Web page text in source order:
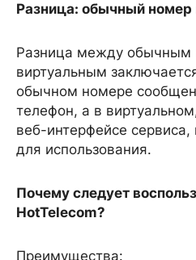
Разница: обычный номер
Разница между обычным
виртуальным
обычном номере
телефон, а в
веб-интерфейсе
для использования.
Почему следует
HotTelecom?
Преимущества: